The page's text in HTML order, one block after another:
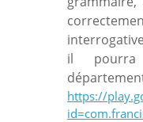
il pourra
https://